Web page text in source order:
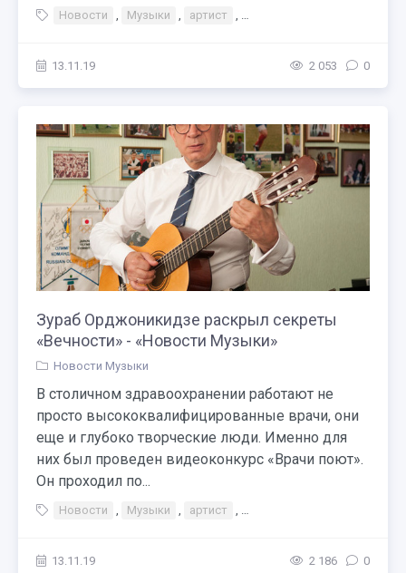
Новости , Музыки , артист , Тэги Концерт Праздник
13.11.19 2 053 0
Зураб Орджоникидзе раскрыл секреты
«Вечности» - «Новости Музыки»
Новости Музыки
В столичном здравоохранении работают не
просто высококвалифицированные врачи, они
еще и глубоко творческие люди. Именно для
них был проведен видеоконкурс «Врачи поют».
Он проходил по...
Новости , Музыки , артист , Тэги Медицина Конкурс
13.11.19 2 186 0